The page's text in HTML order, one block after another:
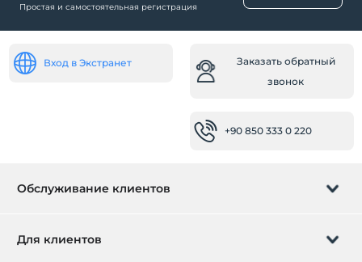
Простая и самостоятельная регистрация
Вход в Экстранет
Заказать обратный
звонок
+90 850 333 0 220
Обслуживание клиентов
Для клиентов